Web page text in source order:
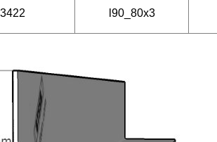
3422 l90_80x3